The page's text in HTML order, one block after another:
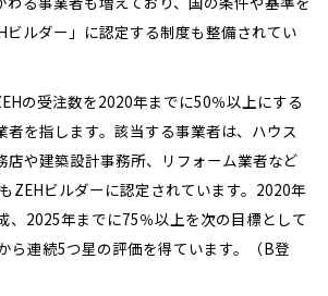
ビルダー」に認定する制度も整備されてい
の受注数を2020年までに50％以上にする
者を指します。該当する事業者は、ハウス
店や建築設計事務所、リフォーム業者など
ZEHビルダーに認定されています。2020年
、2025年までに75％以上を次の目標として
ら連続5つ星の評価を得ています。（B登